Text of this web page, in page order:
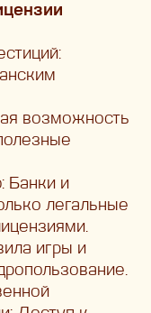
возможность
Банки и
легальные
игры и